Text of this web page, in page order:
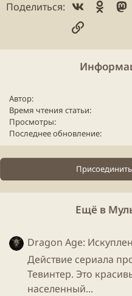
к
:
Поделиться: Vk Ok
Ссылка
Автор
Время чтения статьи
Просмотры
Последнее обновление
Ещё в
Dragon Age:
Действие сериала
Тевинтер. Это
населенный...